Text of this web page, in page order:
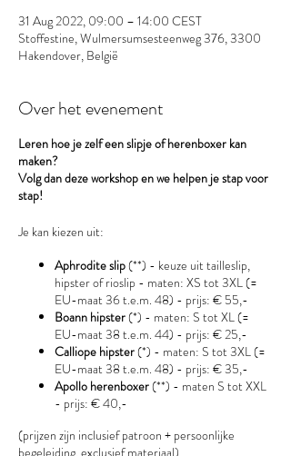
31 Aug 2022, 09:00 – 14:00 CEST
Stoffestine, Wulmersumsesteenweg 376, 3300
Hakendover, België
Over het evenement
Leren hoe je zelf een slipje of herenboxer kan
maken?
Volg dan deze workshop en we helpen je stap voor
stap!
Je kan kiezen uit:
Aphrodite slip(**) - keuze uit tailleslip,
hipster of rioslip - maten: XS tot 3XL (=
EU-maat 36 t.e.m. 48) - prijs: € 55,-
Boann hipster(*) - maten: S tot XL (=
EU-maat 38 t.e.m. 44) - prijs: € 25,-
Calliope hipster(*) - maten: S tot 3XL (=
EU-maat 38 t.e.m. 48) - prijs: € 35,-
Apollo herenboxer(**) - maten S tot XXL
- prijs: € 40,-
(prijzen zijn inclusief patroon + persoonlijke
begeleiding, exclusief materiaal)